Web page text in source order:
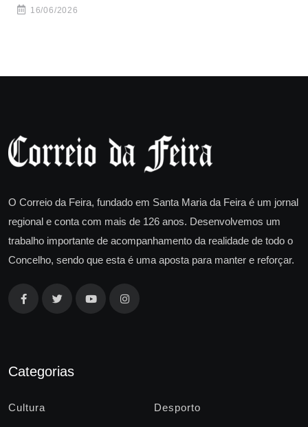
16/06/2026
O Correio da Feira, fundado em Santa Maria da Feira é um jornal
regional e conta com mais de 126 anos. Desenvolvemos um
trabalho importante de acompanhamento da realidade de todo o
Concelho, sendo que esta é uma aposta para manter e reforçar.
Categorias
Cultura Desporto